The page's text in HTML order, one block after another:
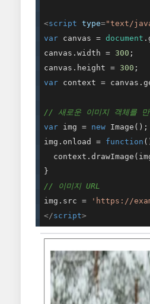
<script type="text/
var canvas = document
canvas.width = 300 ;
canvas.height = 300
var context =
// 새로운 이미지 객체를 만
var img = new Image();
img.onload = function (
// 이미지 URL
img.src =
'https://
</script>